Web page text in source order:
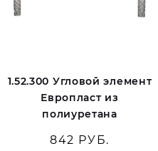
1.52.300 Угловой элемент
Европласт из
полиуретана
842 РУБ.